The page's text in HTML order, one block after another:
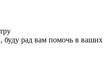
буду рад вам помочь в ваших